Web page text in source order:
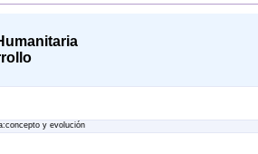
y evolución